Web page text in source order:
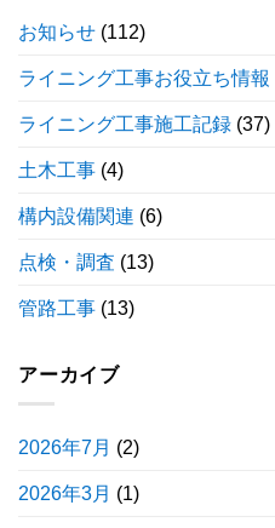
お知らせ (112)
ライニング工事お役立ち情報
ライニング工事施工記録 (37)
土木工事 (4)
構内設備関連 (6)
点検・調査 (13)
管路工事 (13)
アーカイブ
2026年7月 (2)
2026年3月 (1)